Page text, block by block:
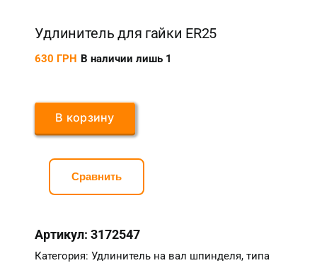
Удлинитель для гайки ER25
630 ГРН В наличии лишь 1
В корзину
Сравнить
Артикул:3172547
Категория:Удлинитель на вал шпинделя, типа